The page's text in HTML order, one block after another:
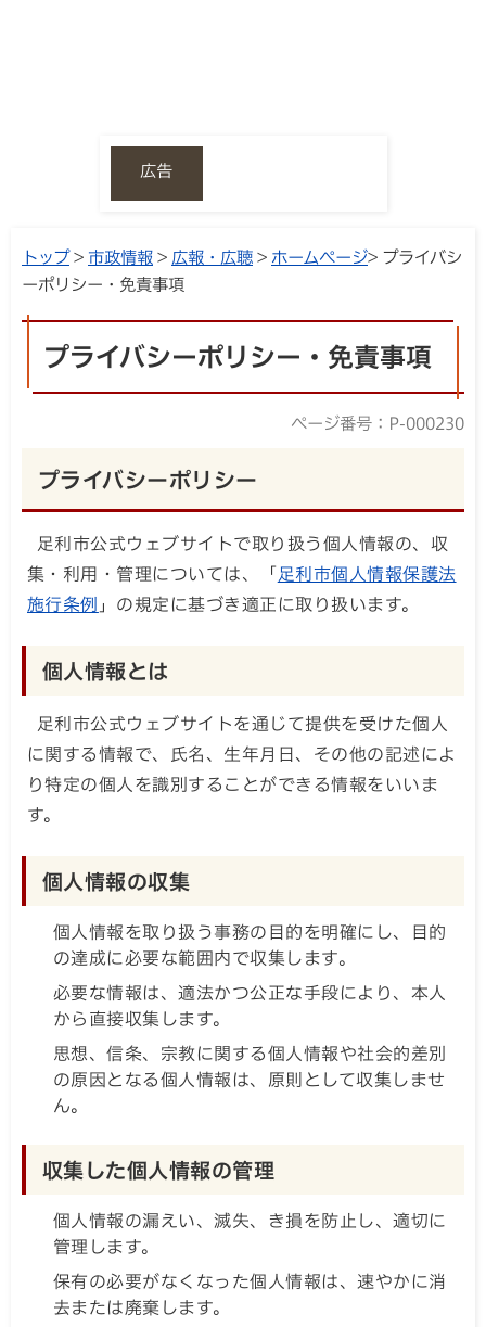
広告
トップ> 市政情報 > 広報・広聴 > ホームページ> プライバシ
ーポリシー・免責事項
プライバシーポリシー・免責事項
ページ番号：P-000230
プライバシーポリシー
足利市公式ウェブサイトで取り扱う個人情報の、収
集・利用・管理については、「 足利市個人情報保護法
施行条例 」の規定に基づき適正に取り扱います。
個人情報とは
足利市公式ウェブサイトを通じて提供を受けた個人
に関する情報で、氏名、生年月日、その他の記述によ
り特定の個人を識別することができる情報をいいま
す。
個人情報の収集
個人情報を取り扱う事務の目的を明確にし、目的
の達成に必要な範囲内で収集します。
必要な情報は、適法かつ公正な手段により、本人
から直接収集します。
思想、信条、宗教に関する個人情報や社会的差別
の原因となる個人情報は、原則として収集しませ
ん。
収集した個人情報の管理
個人情報の漏えい、滅失、き損を防止し、適切に
管理します。
保有の必要がなくなった個人情報は、速やかに消
去または廃棄します。